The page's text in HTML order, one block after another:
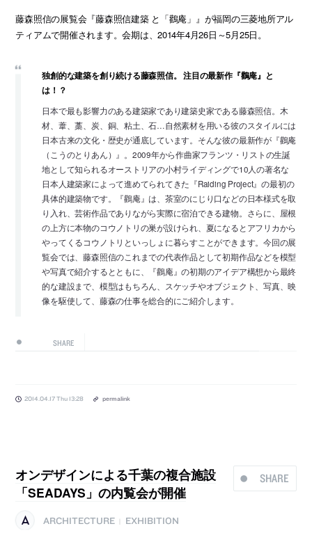
藤森照信の展覧会『藤森照信建築 と「鸛庵」』が福岡の三菱地所アル
ティアムで開催されます。会期は、2014年4月26日～5月25日。
独創的な建築を創り続ける藤森照信。 注目の最新作『鸛庵』と
は！？
日本で最も影響力のある建築家であり建築史家である藤森照信。木
材、葦、藁、炭、銅、粘土、石…自然素材を用いる彼のスタイルには
日本古来の文化・歴史が通底しています。そんな彼の最新作が『鸛庵
（こうのとりあん）』。2009年から作曲家フランツ・リストの生誕
地として知られるオーストリアの小村ライディングで10人の著名な
日本人建築家によって進めてられてきた『Raiding Project』の最初の
具体的建築物です。『鸛庵』は、茶室のにじり口などの日本様式を取
り入れ、芸術作品でありながら実際に宿泊できる建物。さらに、屋根
の上方に本物のコウノトリの巣が設けられ、夏になるとアフリカから
やってくるコウノトリといっしょに暮らすことができます。今回の展
覧会では、藤森照信のこれまでの代表作品として初期作品などを模型
や写真で紹介するとともに、『鸛庵』の初期のアイデア構想から最終
的な建設まで、模型はもちろん、スケッチやオブジェクト、写真、映
像を駆使して、藤森の仕事を総合的にご紹介します。
SHARE
2014.04.17 Thu 13:28 permalink
SHARE
オンデザインによる千葉の複合施設
「SEADAYS」の内覧会が開催
ARCHITECTURE EXHIBITION